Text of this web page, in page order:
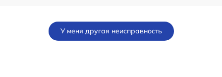
У меня другая неисправность